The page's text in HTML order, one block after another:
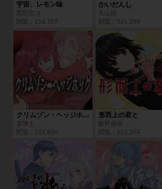
宇宙、レモン味
窓田究コ
閲覧：
216,757
かいだんし
大山田
閲覧：
581,289
クリムゾン・ヘッジホッグ
泉博士
閲覧：
214,650
形而上の君と
飯野俊祐
閲覧：
414,264